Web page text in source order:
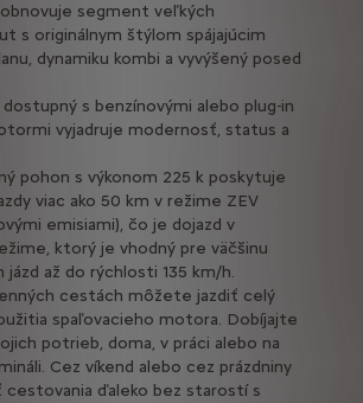
segment veľkých
s originálnym štýlom spájajúcim
dynamiku kombi a vyvýšený posed
s benzínovými alebo plug-in
vyjadruje modernosť, status a
pohon s výkonom 225 k poskytuje
viac ako 50 km v režime ZEV
emisiami), čo je dojazd v
ktorý je vhodný pre väčšinu
jázd až do rýchlosti 135 km/h.
cestách môžete jazdiť celý
spaľovacieho motora. Dobíjajte
potrieb, doma, v práci alebo na
Cez víkend alebo cez prázdniny
ďaleko bez starostí s